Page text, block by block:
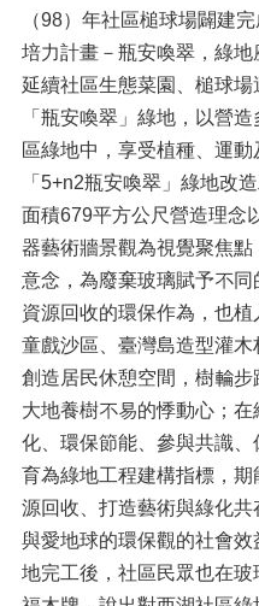
（98）年社區槌球場闢建
培力計畫－瓶安喚翠，綠地
延續社區生態菜園、槌球
「瓶安喚翠」綠地，以營
區綠地中，享受植種、運動
「5+n2瓶安喚翠」綠地改
面積679平方公尺營造理念
器藝術牆景觀為視覺聚焦
意念，為廢棄玻璃賦予不同
資源回收的環保作為，也
童戲沙區、臺灣島造型灌木
創造居民休憩空間，樹輪
大地養樹不易的悸動心；
化、環保節能、參與共識
育為綠地工程建構指標，
源回收、打造藝術與綠化
與愛地球的環保觀的社會
地完工後，社區民眾也在